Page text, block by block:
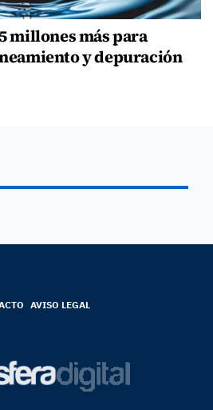
millones más para
y depuración
AVISO LEGAL